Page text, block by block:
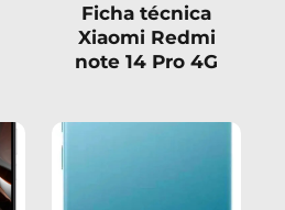
Ficha técnica
Xiaomi Redmi
note 14 Pro 4G